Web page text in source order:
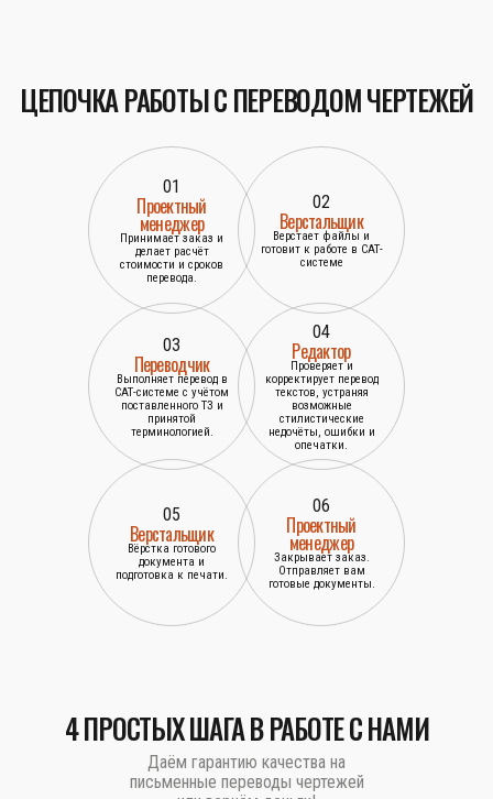
ЦЕПОЧКА РАБОТЫ С ПЕРЕВОДОМ ЧЕРТЕЖЕЙ
01
Проектный
менеджер
Принимает заказ и
делает расчёт
стоимости и сроков
перевода.
02
Верстальщик
Верстает файлы и
готовит к работе в САТ-
системе
03
Переводчик
Выполняет перевод в
САТ-системе с учётом
поставленного ТЗ и
принятой
терминологией.
04
Редактор
Проверяет и
корректирует перевод
текстов, устраняя
возможные
стилистические
недочёты, ошибки и
опечатки.
05
Верстальщик
Вёрстка готового
документа и
подготовка к печати.
06
Проектный
менеджер
Закрывает заказ.
Отправляет вам
готовые документы.
4 ПРОСТЫХ ШАГА В РАБОТЕ С НАМИ
Даём гарантию качества на
письменные переводы чертежей